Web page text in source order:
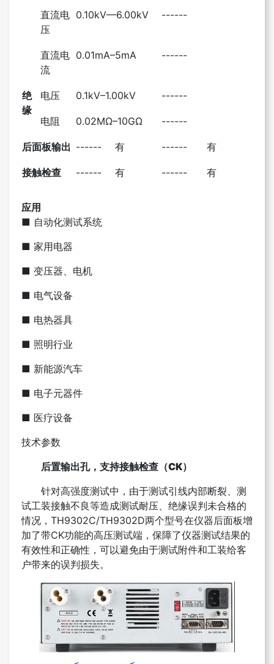
直流电
压
0.10kV—6.00kV ------
直流电
流
0.01mA–5mA ------
绝
缘
电压 0.1kV–1.00kV ------
电阻 0.02MΩ–10GΩ ------
后面板输出 ------ 有 ------ 有
接触检查 ------ 有 ------ 有
应用
■ 自动化测试系统
■ 家用电器
■ 变压器、电机
■ 电气设备
■ 电热器具
■ 照明行业
■ 新能源汽车
■ 电子元器件
■ 医疗设备
技术参数
后置输出孔，支持接触检查（CK）
针对高强度测试中，由于测试引线内部断裂、测
试工装接触不良等造成测试耐压、绝缘误判未合格的
情况，TH9302C/TH9302D两个型号在仪器后面板增
加了带CK功能的高压测试端，保障了仪器测试结果的
有效性和正确性，可以避免由于测试附件和工装给客
户带来的误判损失。